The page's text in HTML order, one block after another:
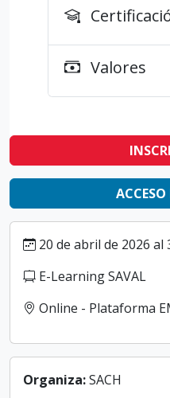
Valores
20 de abril de 2026 al
E-Learning SAVAL
Online - Plataforma
Organiza:SACH